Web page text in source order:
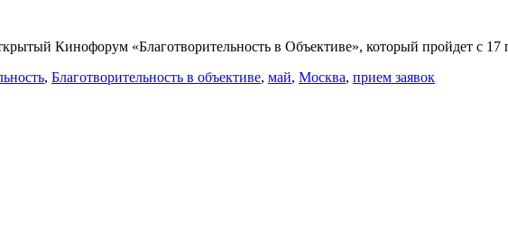
Кинофорум «Благотворительность в Объективе», который пройдет с 17
, Благотворительность в объективе, май, Москва, прием заявок